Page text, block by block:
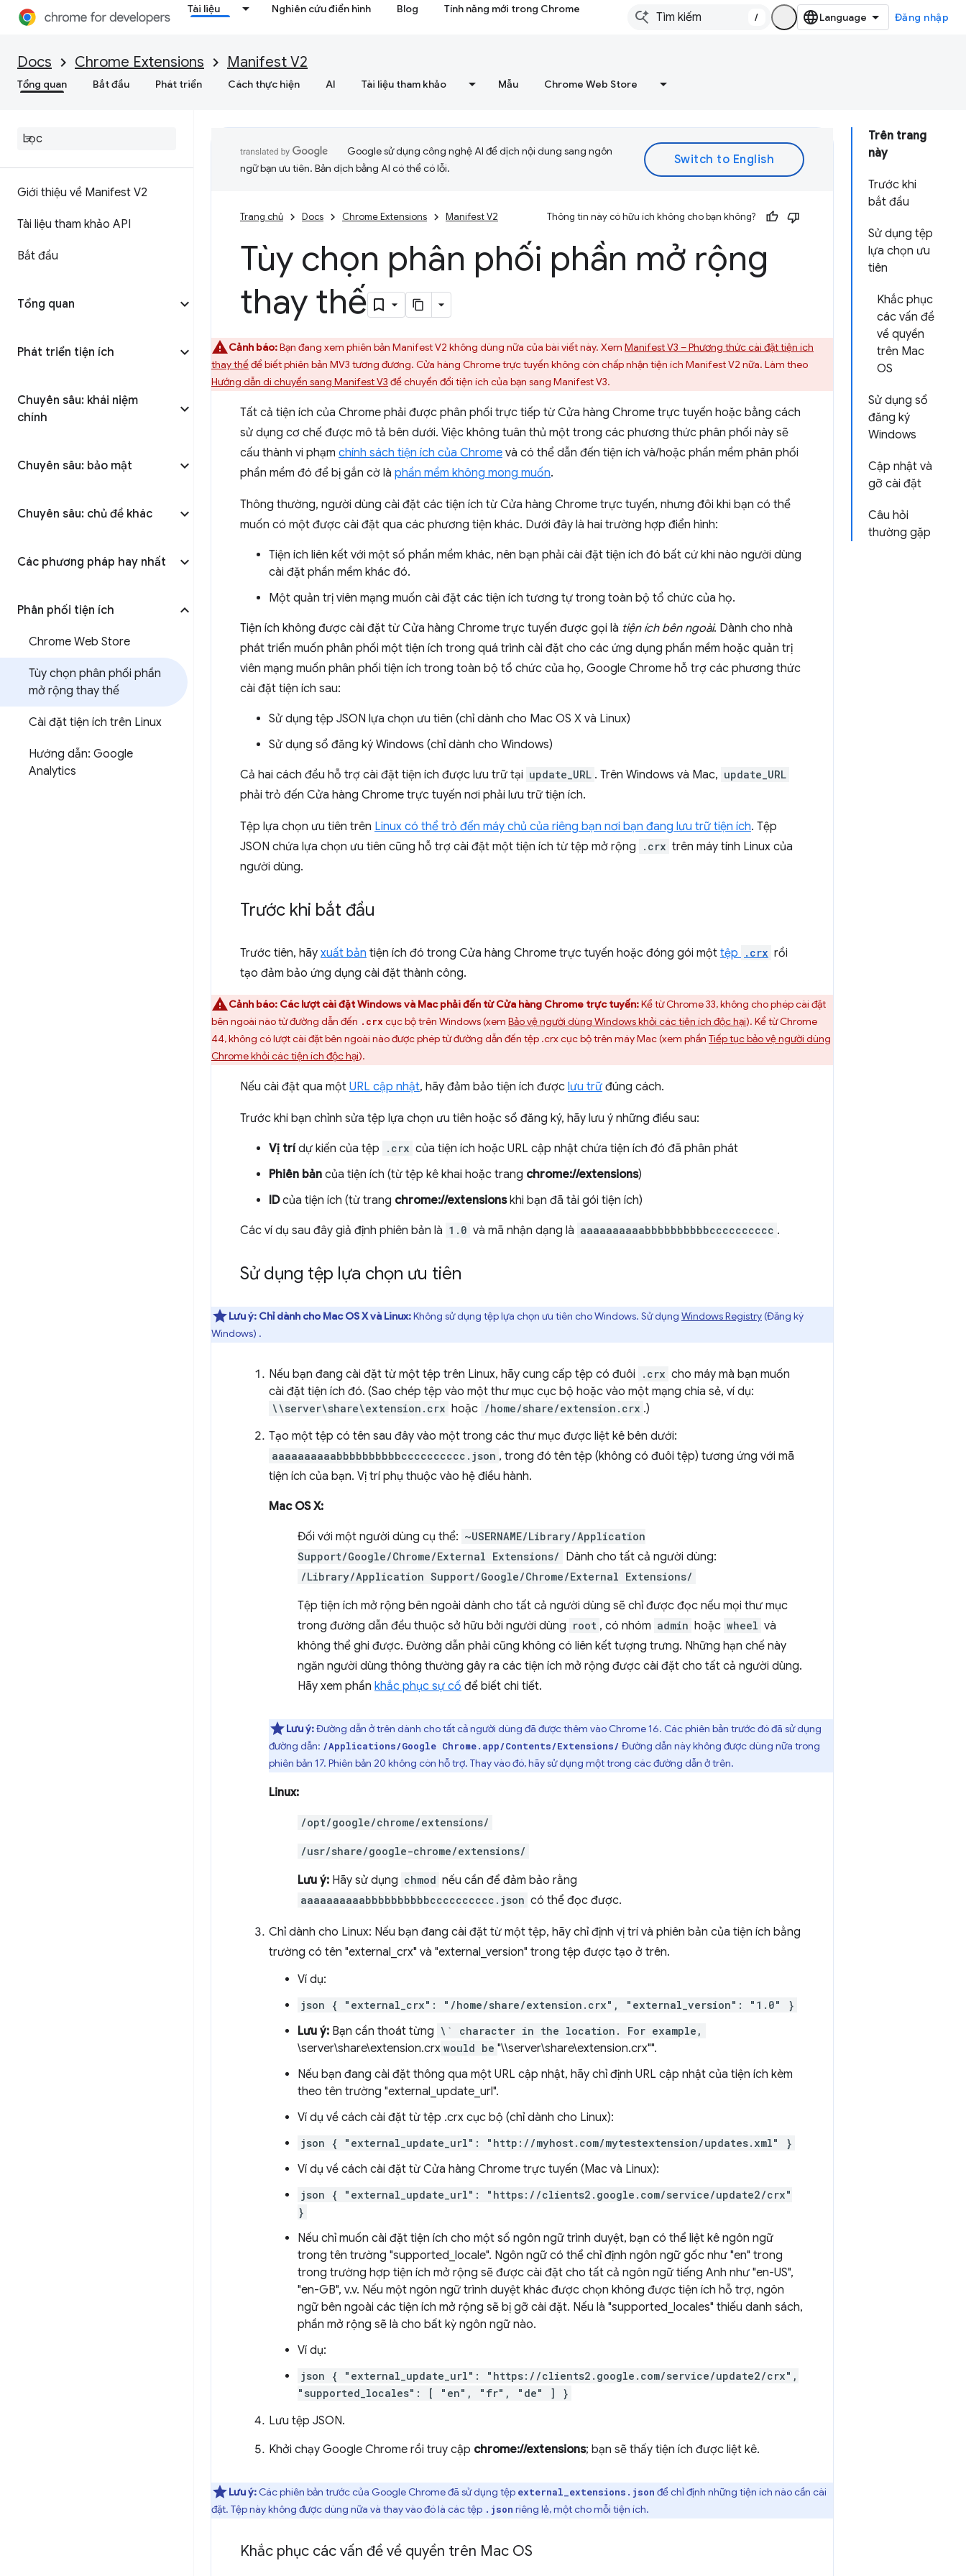
Tài liệu Nghiên cứu điển hình Blog Tính năng mới trong Chrome
/ Đăng nhập
Docs Chrome Extensions Manifest V2
Tổng quan Bắt đầu Phát triển Cách thực hiện AI Tài liệu tham khảo Mẫu Chrome Web Store
Giới thiệu về Manifest V2
Tài liệu tham khảo API
Bắt đầu
Tổng quan
Phát triển tiện ích
Chuyên sâu: khái niệm
chính
Chuyên sâu: bảo mật
Chuyên sâu: chủ đề khác
Các phương pháp hay nhất
Phân phối tiện ích
Chrome Web Store
Tùy chọn phân phối phần
mở rộng thay thế
Cài đặt tiện ích trên Linux
Hướng dẫn: Google
Analytics
Trên trang
này
Trước khi
bắt đầu
Sử dụng tệp
lựa chọn ưu
tiên
Khắc phục
các vấn đề
về quyền
trên Mac
OS
Sử dụng sổ
đăng ký
Windows
Cập nhật và
gỡ cài đặt
Câu hỏi
thường gặp
Google sử dụng công nghệ AI để dịch nội dung sang ngôn
ngữ bạn ưu tiên. Bản dịch bằng AI có thể có lỗi.
Trang chủ Docs Chrome Extensions Manifest V2 Thông tin này có hữu ích không cho bạn không?
Tùy chọn phân phối phần mở rộng
thay thế
Cảnh báo:Bạn đang xem phiên bản Manifest V2 không dùng nữa của bài viết này. Xem Manifest V3 – Phương thức cài đặt tiện ích
thay thếđể biết phiên bản MV3 tương đương. Cửa hàng Chrome trực tuyến không còn chấp nhận tiện ích Manifest V2 nữa. Làm theo
Hướng dẫn di chuyển sang Manifest V3 để chuyển đổi tiện ích của bạn sang Manifest V3.
Tất cả tiện ích của Chrome phải được phân phối trực tiếp từ Cửa hàng Chrome trực tuyến hoặc bằng cách
sử dụng cơ chế được mô tả bên dưới. Việc không tuân thủ một trong các phương thức phân phối này sẽ
cấu thành vi phạm chính sách tiện ích của Chrome và có thể dẫn đến tiện ích và/hoặc phần mềm phân phối
phần mềm đó để bị gắn cờ là phần mềm không mong muốn.
Thông thường, người dùng cài đặt các tiện ích từ Cửa hàng Chrome trực tuyến, nhưng đôi khi bạn có thể
muốn có một được cài đặt qua các phương tiện khác. Dưới đây là hai trường hợp điển hình:
Tiện ích liên kết với một số phần mềm khác, nên bạn phải cài đặt tiện ích đó bất cứ khi nào người dùng
cài đặt phần mềm khác đó.
Một quản trị viên mạng muốn cài đặt các tiện ích tương tự trong toàn bộ tổ chức của họ.
Tiện ích không được cài đặt từ Cửa hàng Chrome trực tuyến được gọi là tiện ích bên ngoài. Dành cho nhà
phát triển muốn phân phối một tiện ích trong quá trình cài đặt cho các ứng dụng phần mềm hoặc quản trị
viên mạng muốn phân phối tiện ích trong toàn bộ tổ chức của họ, Google Chrome hỗ trợ các phương thức
cài đặt tiện ích sau:
Sử dụng tệp JSON lựa chọn ưu tiên (chỉ dành cho Mac OS X và Linux)
Sử dụng sổ đăng ký Windows (chỉ dành cho Windows)
Cả hai cách đều hỗ trợ cài đặt tiện ích được lưu trữ tại update_URL . Trên Windows và Mac, update_URL
phải trỏ đến Cửa hàng Chrome trực tuyến nơi phải lưu trữ tiện ích.
Tệp lựa chọn ưu tiên trên Linux có thể trỏ đến máy chủ của riêng bạn nơi bạn đang lưu trữ tiện ích. Tệp
JSON chứa lựa chọn ưu tiên cũng hỗ trợ cài đặt một tiện ích từ tệp mở rộng
.crx trên máy tính Linux của
người dùng.
Trước khi bắt đầu
Trước tiên, hãy xuất bản tiện ích đó trong Cửa hàng Chrome trực tuyến hoặc đóng gói một tệp .crx rồi
tạo đảm bảo ứng dụng cài đặt thành công.
Cảnh báo: Các lượt cài đặt Windows và Mac phải đến từ Cửa hàng Chrome trực tuyến:Kể từ Chrome 33, không cho phép cài đặt
bên ngoài nào từ đường dẫn đến .crx cục bộ trên Windows (xem Bảo vệ người dùng Windows khỏi các tiện ích độc hại). Kể từ Chrome
44, không có lượt cài đặt bên ngoài nào được phép từ đường dẫn đến tệp .crx cục bộ trên máy Mac (xem phần Tiếp tục bảo vệ người dùng
Chrome khỏi các tiện ích độc hại).
Nếu cài đặt qua một URL cập nhật, hãy đảm bảo tiện ích được lưu trữ đúng cách.
Trước khi bạn chỉnh sửa tệp lựa chọn ưu tiên hoặc sổ đăng ký, hãy lưu ý những điều sau:
Vị trí dự kiến của tệp .crx của tiện ích hoặc URL cập nhật chứa tiện ích đó đã phân phát
Phiên bản của tiện ích (từ tệp kê khai hoặc trang chrome://extensions)
IDcủa tiện ích (từ trang chrome://extensionskhi bạn đã tải gói tiện ích)
Các ví dụ sau đây giả định phiên bản là 1.0 và mã nhận dạng là aaaaaaaaaabbbbbbbbbbcccccccccc .
Sử dụng tệp lựa chọn ưu tiên
Lưu ý: Chỉ dành cho Mac OS X và Linux:Không sử dụng tệp lựa chọn ưu tiên cho Windows. Sử dụng Windows Registry(Đăng ký
Windows) .
Nếu bạn đang cài đặt từ một tệp trên Linux, hãy cung cấp tệp có đuôi .crx cho máy mà bạn muốn
cài đặt tiện ích đó. (Sao chép tệp vào một thư mục cục bộ hoặc vào một mạng chia sẻ, ví dụ:
\\server\share\extension.crx hoặc /home/share/extension.crx .)
Tạo một tệp có tên sau đây vào một trong các thư mục được liệt kê bên dưới:
aaaaaaaaaabbbbbbbbbbcccccccccc.json , trong đó tên tệp (không có đuôi tệp) tương ứng với mã
tiện ích của bạn. Vị trí phụ thuộc vào hệ điều hành.
Mac OS X:
Đối với một người dùng cụ thể: ~USERNAME/Library/Application
Support/Google/Chrome/External Extensions/ Dành cho tất cả người dùng:
/Library/Application Support/Google/Chrome/External Extensions/
Tệp tiện ích mở rộng bên ngoài dành cho tất cả người dùng sẽ chỉ được đọc nếu mọi thư mục
trong đường dẫn đều thuộc sở hữu bởi người dùng root , có nhóm admin hoặc wheel và
không thể ghi được. Đường dẫn phải cũng không có liên kết tượng trưng. Những hạn chế này
ngăn người dùng thông thường gây ra các tiện ích mở rộng được cài đặt cho tất cả người dùng.
Hãy xem phần khắc phục sự cố để biết chi tiết.
Lưu ý:Đường dẫn ở trên dành cho tất cả người dùng đã được thêm vào Chrome 16. Các phiên bản trước đó đã sử dụng
đường dẫn: /Applications/Google Chrome.app/Contents/Extensions/ Đường dẫn này không được dùng nữa trong
phiên bản 17. Phiên bản 20 không còn hỗ trợ. Thay vào đó, hãy sử dụng một trong các đường dẫn ở trên.
Linux:
/opt/google/chrome/extensions/
/usr/share/google-chrome/extensions/
Lưu ý: Hãy sử dụng chmod nếu cần để đảm bảo rằng
aaaaaaaaaabbbbbbbbbbcccccccccc.json có thể đọc được.
Chỉ dành cho Linux: Nếu bạn đang cài đặt từ một tệp, hãy chỉ định vị trí và phiên bản của tiện ích bằng
trường có tên "external_crx" và "external_version" trong tệp được tạo ở trên.
Ví dụ:
json { "external_crx": "/home/share/extension.crx", "external_version": "1.0" }
Lưu ý: Bạn cần thoát từng \` character in the location. For example,
\server\share\extension.crx would be "\\server\share\extension.crx"".
Nếu bạn đang cài đặt thông qua một URL cập nhật, hãy chỉ định URL cập nhật của tiện ích kèm
theo tên trường "external_update_url".
Ví dụ về cách cài đặt từ tệp .crx cục bộ (chỉ dành cho Linux):
json { "external_update_url": "http://myhost.com/mytestextension/updates.xml" }
Ví dụ về cách cài đặt từ Cửa hàng Chrome trực tuyến (Mac và Linux):
json { "external_update_url": "https://clients2.google.com/service/update2/crx"
}
Nếu chỉ muốn cài đặt tiện ích cho một số ngôn ngữ trình duyệt, bạn có thể liệt kê ngôn ngữ
trong tên trường "supported_locale". Ngôn ngữ có thể chỉ định ngôn ngữ gốc như "en" trong
trong trường hợp tiện ích mở rộng sẽ được cài đặt cho tất cả ngôn ngữ tiếng Anh như "en-US",
"en-GB", v.v. Nếu một ngôn ngữ trình duyệt khác được chọn không được tiện ích hỗ trợ, ngôn
ngữ bên ngoài các tiện ích mở rộng sẽ bị gỡ cài đặt. Nếu là "supported_locales" thiếu danh sách,
phần mở rộng sẽ là cho bất kỳ ngôn ngữ nào.
Ví dụ:
json { "external_update_url": "https://clients2.google.com/service/update2/crx",
"supported_locales": [ "en", "fr", "de" ] }
Lưu tệp JSON.
Khởi chạy Google Chrome rồi truy cập chrome://extensions; bạn sẽ thấy tiện ích được liệt kê.
Lưu ý: Các phiên bản trước của Google Chrome đã sử dụng tệp external_extensions.json để chỉ định những tiện ích nào cần cài
đặt. Tệp này không được dùng nữa và thay vào đó là các tệp .json riêng lẻ, một cho mỗi tiện ích.
Khắc phục các vấn đề về quyền trên Mac OS